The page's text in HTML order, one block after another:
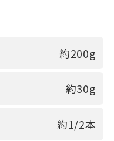
約200g
約30g
約1/2本